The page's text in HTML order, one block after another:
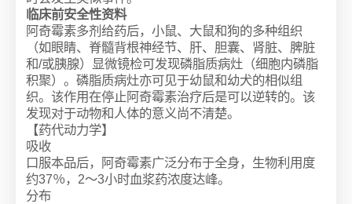
临床前安全性资料
阿奇霉素多剂给药后，小鼠、大鼠和狗的多种组织
（如眼睛、脊髓背根神经节、肝、胆囊、肾脏、脾脏
和/或胰腺）显微镜检可发现磷脂质病灶（细胞内磷脂
积聚）。磷脂质病灶亦可见于幼鼠和幼犬的相似组
织。该作用在停止阿奇霉素治疗后是可以逆转的。该
发现对于动物和人体的意义尚不清楚。
【药代动力学】
吸收
口服本品后，阿奇霉素广泛分布于全身，生物利用度
约37％，2～3小时血浆药浓度达峰。
分布